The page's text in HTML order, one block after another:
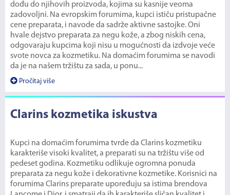
dođu do njihovih proizvoda, kojima su kasnije veoma
zadovoljni. Na evropskim forumima, kupci ističu pristupačne
cene preparata, i navode da sadrže aktivne sastojke. Oni
hvale dejstvo preparata za negu kože, a zbog niskih cena,
odgovaraju kupcima koji nisu u mogućnosti da izdvoje veće
svote novca za kozmetiku. Na domaćim forumima se navodi
da je na našem tržištu za sada, u ponu...
Pročitaj više
Clarins kozmetika iskustva
Kupci na domaćim forumima tvrde da Clarins kozmetiku
karakteriše visoki kvalitet, a preparati su na tržištu više od
pedeset godina. Kozmetiku odlikuje ogromna ponuda
preparata za negu kože i dekorativne kozmetike. Korisnici na
forumima Clarins preparate upoređuju sa istima brendova